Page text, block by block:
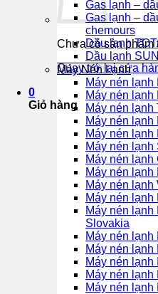
Chưa có sản phẩm
Quay trở lại cửa
0
Giỏ hàng
Gas lạnh –
Gas lạnh –
chemours
Dầu lạnh
Dầu lạnh
Máy Nén Lạnh
Máy nén lạnh
Máy nén lạnh
Máy nén lạnh
Máy nén lạnh
Máy nén lạnh
Máy nén lạnh
Máy nén lạnh
Máy nén lạnh
Máy nén lạnh
Máy nén lạnh
Máy nén lạnh
Slovakia
Máy nén lạnh
Máy nén lạnh
Máy nén lạnh
Máy nén lạnh
Máy nén lạnh